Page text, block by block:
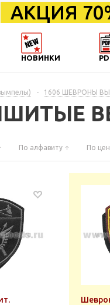
АКЦИЯ
НОВИНКИ
- 1606 ШЕВРОНЫ
По алфавиту По